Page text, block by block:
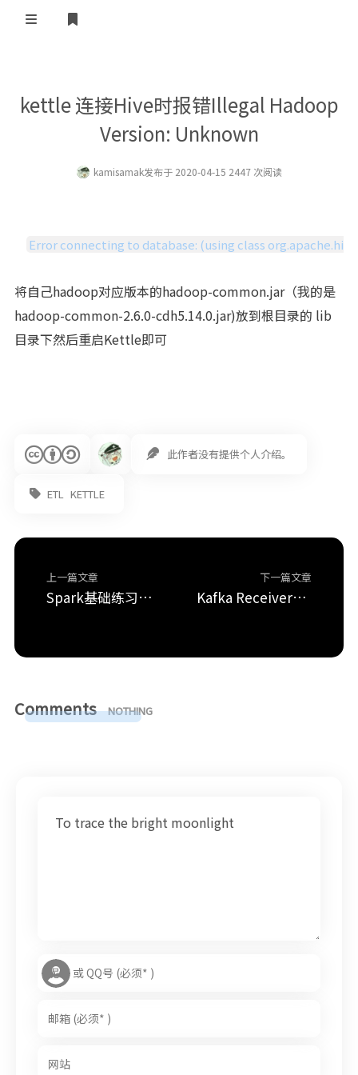
kettle 连接Hive时报错Illegal Hadoop
Version: Unknown
kamisamak发布于 2020-04-15 2447 次阅读
Error connecting to database: (using class
将自己hadoop对应版本的hadoop-common.jar（我的是
hadoop-common-2.6.0-cdh5.14.0.jar)放到根目录的 lib
目录下然后重启Kettle即可
此作者没有提供个人介绍。
ETL KETTLE
上一篇文章
Spark基础练习题分享 ①
下一篇文章
Kafka Receiver错误 java.lang.IllegalArgumentException: requirement failed: No output operations registered, so nothing to execute
Comments NOTHING
To trace the bright moonlight